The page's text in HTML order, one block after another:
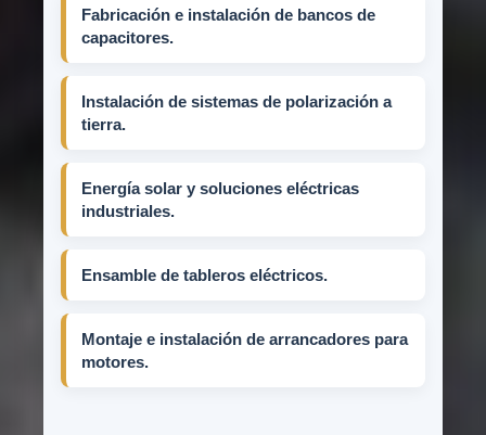
Fabricación e instalación de bancos de
capacitores.
Instalación de sistemas de polarización a
tierra.
Energía solar y soluciones eléctricas
industriales.
Ensamble de tableros eléctricos.
Montaje e instalación de arrancadores para
motores.